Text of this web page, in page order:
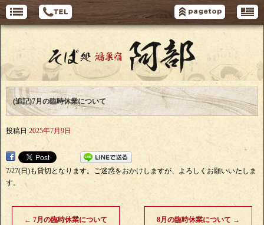
(追記)7月の臨時休業について
投稿日 2025年7月9日
7/27(日)も貸切となります。ご迷惑をおかけしますが、よろしくお願いいたしま
す。
← 7月の臨時休業について 8月の臨時休業について →